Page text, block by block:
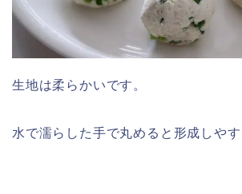
生地は柔らかいです。
水で濡らした手で丸めると形成しやす